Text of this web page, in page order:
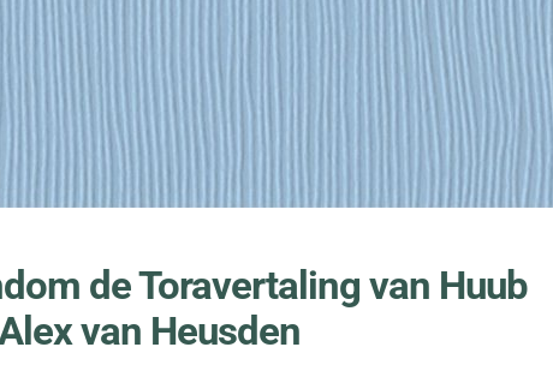
de Toravertaling van Huub
van Heusden